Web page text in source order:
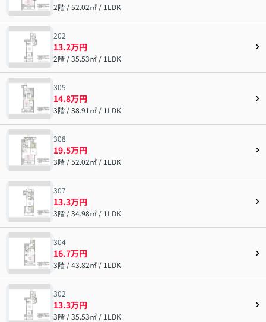
2階 / 52.02㎡ / 1LDK
202
13.2万円
2階 / 35.53㎡ / 1LDK
305
14.8万円
3階 / 38.91㎡ / 1LDK
308
19.5万円
3階 / 52.02㎡ / 1LDK
307
13.3万円
3階 / 34.98㎡ / 1LDK
304
16.7万円
3階 / 43.82㎡ / 1LDK
302
13.3万円
3階 / 35.53㎡ / 1LDK